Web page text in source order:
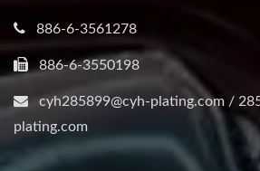
886-6-3561278
886-6-3550198
cyh285899@cyh-plating.com /
plating.com